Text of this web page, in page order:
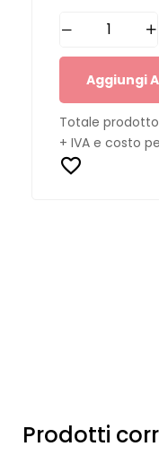
Aggiungi
Totale
+ IVA e costo
Prodotti